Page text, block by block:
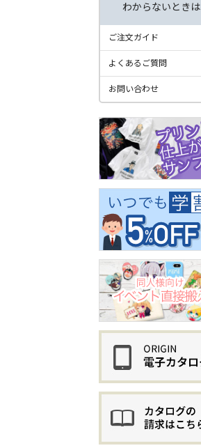
わからないときは
ご注文ガイド
よくあるご質問
お問い合わせ